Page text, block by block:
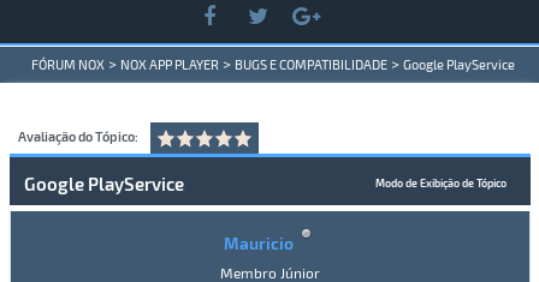
FÓRUM NOX > NOX APP PLAYER > BUGS E COMPATIBILIDADE > Google PlayService
Avaliação do Tópico:
Modo de Exibição de Tópico
Google PlayService
Mauricio
Membro Júnior